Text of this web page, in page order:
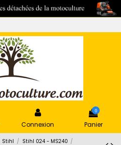
Connexion
0
Panier
Stihl
Stihl 024 - MS240